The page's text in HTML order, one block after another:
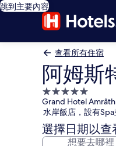
跳到主要內容
查看所有住宿
阿姆斯
5.0
星
級
住
宿
Grand Hotel
水岸飯店，設有
選擇日期以查
想要去哪裡